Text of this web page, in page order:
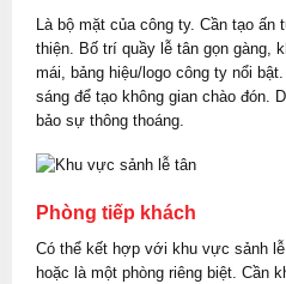
Là bộ mặt của công ty. Cần tạo
thiện. Bố trí quầy lễ tân gọn gàng,
mái, bảng hiệu/logo công ty nổi
sáng để tạo không gian chào đón.
bảo sự thông thoáng.
Phòng tiếp khách
Có thể kết hợp với khu vực sảnh
hoặc là một phòng riêng biệt. Cần